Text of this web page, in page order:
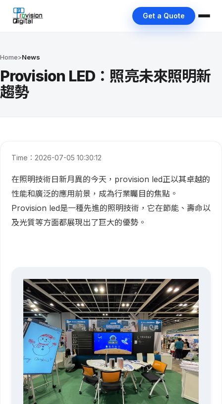
Get a Quote
Home>News
Provision LED：照亮未來照明新
趨勢
Time：2026-07-05 10:30:12
在照明技術日新月異的今天，provision led正以其卓越的
性能和廣泛的應用前景，成為行業矚目的焦點。
Provision led是一種先進的照明技術，它在節能、壽命以
及光質等方面都展現出了巨大的優勢。